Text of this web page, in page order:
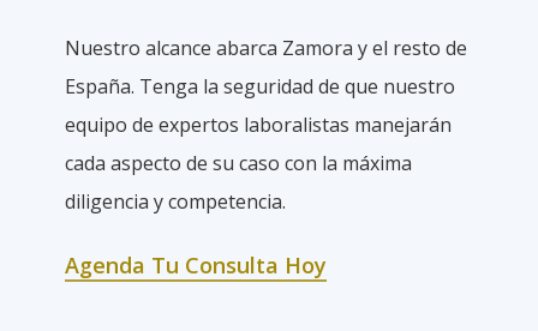
Nuestro alcance abarca Zamora y el resto de
España. Tenga la seguridad de que nuestro
equipo de expertos laboralistas manejarán
cada aspecto de su caso con la máxima
diligencia y competencia.
Agenda Tu Consulta Hoy